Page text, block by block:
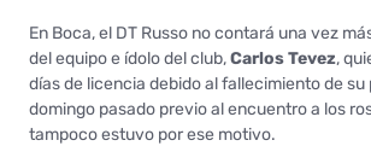
En Boca, el DT Russo no contará una vez
del equipo e ídolo del club,Carlos Tevez,
días de licencia debido al fallecimiento de su
domingo pasado previo al encuentro a los
tampoco estuvo por ese motivo.